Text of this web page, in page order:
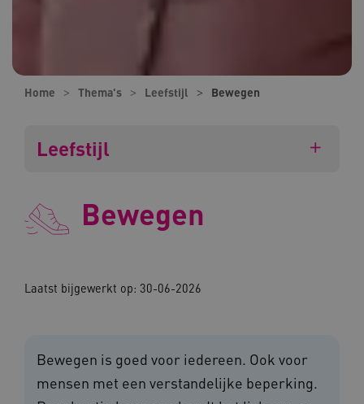
Home Thema's Leefstijl Bewegen
Leefstijl
Bewegen
Laatst bijgewerkt op: 30-06-2026
Bewegen is goed voor iedereen. Ook voor
mensen met een verstandelijke beperking.